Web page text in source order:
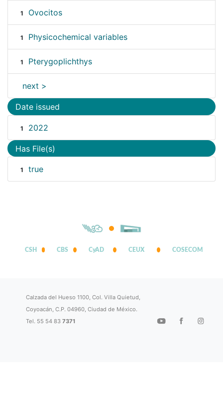
1 Ovocitos
1 Physicochemical variables
1 Pterygoplichthys
next >
Date issued
1 2022
Has File(s)
1 true
CSH CBS CyAD CEUX COSECOM
Calzada del Hueso 1100, Col. Villa Quietud,
Coyoacán, C.P. 04960, Ciudad de México.
Tel. 55 54 837371